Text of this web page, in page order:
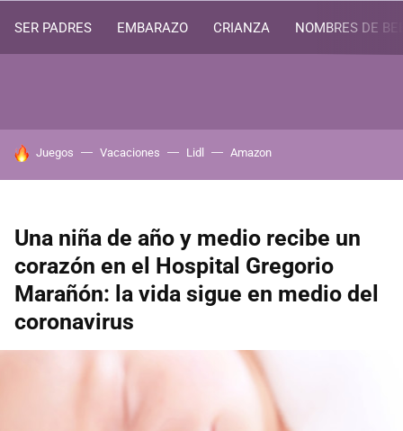
SER PADRES EMBARAZO CRIANZA NOMBRES DE
HOY SE HABLA DE
Juegos Vacaciones Lidl Amazon
Una niña de año y medio recibe un
corazón en el Hospital Gregorio
Marañón: la vida sigue en medio del
coronavirus